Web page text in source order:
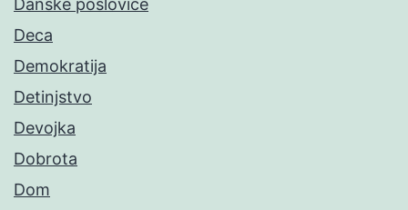
Danske poslovice
Deca
Demokratija
Detinjstvo
Devojka
Dobrota
Dom